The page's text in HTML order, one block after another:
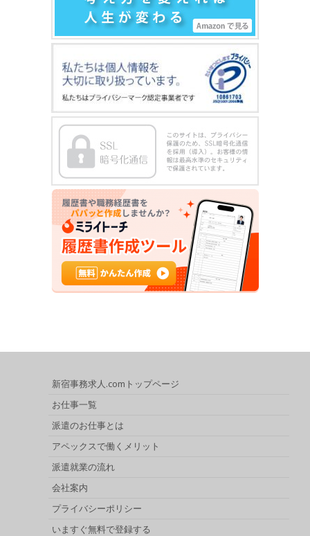
新宿事務求人.comトップページ
お仕事一覧
派遣のお仕事とは
アペックスで働くメリット
派遣就業の流れ
会社案内
プライバシーポリシー
いますぐ無料で登録する